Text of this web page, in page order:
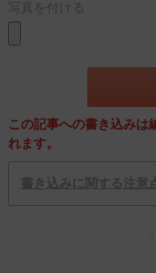
写真を付ける
この記事への書き込みは
れます。
書き込みに関する注意